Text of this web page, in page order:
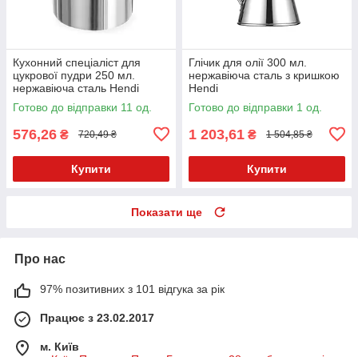
Кухонний спеціаліст для
цукрової пудри 250 мл.
нержавіюча сталь Hendi
Готово до відправки 11 од.
576,26 ₴ 720,49 ₴
Купити
Глічик для олії 300 мл.
нержавіюча сталь з кришкою
Hendi
Готово до відправки 1 од.
1 203,61 ₴ 1 504,85 ₴
Купити
Показати ще
Про нас
97% позитивних з 101 відгука за рік
Працює з 23.02.2017
м. Київ